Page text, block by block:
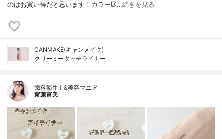
のはお買い得だと思います！カラー展…続きを見る
CANMAKE(キャンメイク)
クリーミータッチライナー
歯科衛生士&美容マニア
齋藤富美